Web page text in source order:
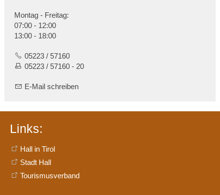
Montag - Freitag:
07:00 - 12:00
13:00 - 18:00
05223 / 57160
05223 / 57160 - 20
E-Mail schreiben
Links:
Hall in Tirol
Stadt Hall
Tourismusverband